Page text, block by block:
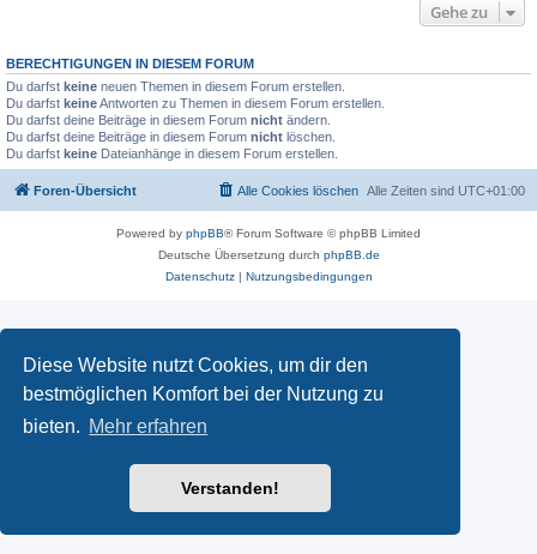
Diese Website nutzt Cookies, um dir den
bestmöglichen Komfort bei der Nutzung zu
bieten. Mehr erfahren
Verstanden!
Gehe zu
BERECHTIGUNGEN IN DIESEM FORUM
Du darfst keine neuen Themen in diesem Forum erstellen.
Du darfst keineAntworten zu Themen in diesem Forum erstellen.
Du darfst deine Beiträge in diesem Forum nicht ändern.
Du darfst deine Beiträge in diesem Forum nicht löschen.
Du darfst keine Dateianhänge in diesem Forum erstellen.
Foren-Übersicht Alle Zeiten sind UTC+01:00
Alle Cookies löschen
Powered by phpBB® Forum Software © phpBB Limited
Deutsche Übersetzung durch phpBB.de
Datenschutz| Nutzungsbedingungen